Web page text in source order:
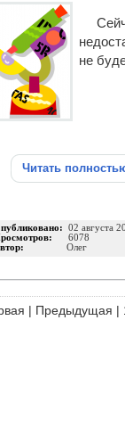
не
Читать
02 августа
6078
Олег
| Предыдущая |